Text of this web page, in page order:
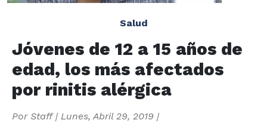
Salud
Jóvenes de 12 a 15 años de
edad, los más afectados
por rinitis alérgica
Por Staff| Lunes, Abril 29, 2019 |